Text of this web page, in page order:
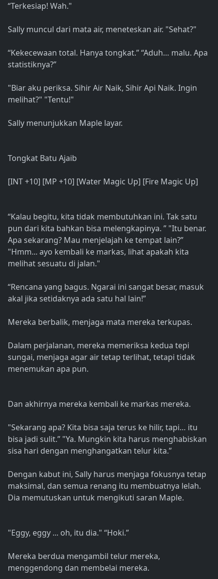
“Terkesiap! Wah."
Sally muncul dari mata air, meneteskan air. "Sehat?"
“Kekecewaan total. Hanya tongkat.” “Aduh… malu. Apa
statistiknya?”
"Biar aku periksa. Sihir Air Naik, Sihir Api Naik. Ingin
melihat?" "Tentu!"
Sally menunjukkan Maple layar.
Tongkat Batu Ajaib
[INT +10] [MP +10] [Water Magic Up] [Fire Magic Up]
“Kalau begitu, kita tidak membutuhkan ini. Tak satu
pun dari kita bahkan bisa melengkapinya. ” "Itu benar.
Apa sekarang? Mau menjelajah ke tempat lain?”
"Hmm... ayo kembali ke markas, lihat apakah kita
melihat sesuatu di jalan."
“Rencana yang bagus. Ngarai ini sangat besar, masuk
akal jika setidaknya ada satu hal lain!”
Mereka berbalik, menjaga mata mereka terkupas.
Dalam perjalanan, mereka memeriksa kedua tepi
sungai, menjaga agar air tetap terlihat, tetapi tidak
menemukan apa pun.
Dan akhirnya mereka kembali ke markas mereka.
"Sekarang apa? Kita bisa saja terus ke hilir, tapi… itu
bisa jadi sulit.” "Ya. Mungkin kita harus menghabiskan
sisa hari dengan menghangatkan telur kita.”
Dengan kabut ini, Sally harus menjaga fokusnya tetap
maksimal, dan semua renang itu membuatnya lelah.
Dia memutuskan untuk mengikuti saran Maple.
"Eggy, eggy ... oh, itu dia." “Hoki.”
Mereka berdua mengambil telur mereka,
menggendong dan membelai mereka.